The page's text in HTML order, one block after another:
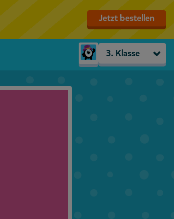
Jetzt bestellen
3. Klasse